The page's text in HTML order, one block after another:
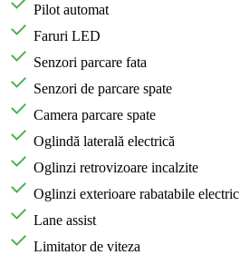
Pilot automat
Faruri LED
Senzori parcare fata
Senzori de parcare spate
Camera parcare spate
Oglindă laterală electrică
Oglinzi retrovizoare incalzite
Oglinzi exterioare rabatabile electric
Lane assist
Limitator de viteza